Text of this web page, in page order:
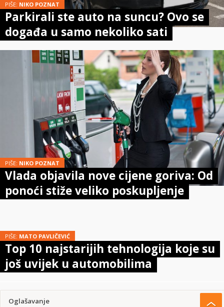
PIŠE: NIKO POZNAT
Parkirali ste auto na suncu? Ovo se
događa u samo nekoliko sati
PIŠE: NIKO POZNAT
Vlada objavila nove cijene goriva: Od
ponoći stiže veliko poskupljenje
PIŠE: MATO PAVLIČEVIĆ
Top 10 najstarijih tehnologija koje su
još uvijek u automobilima
Oglašavanje